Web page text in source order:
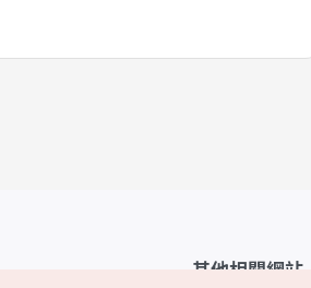
其他相關網站